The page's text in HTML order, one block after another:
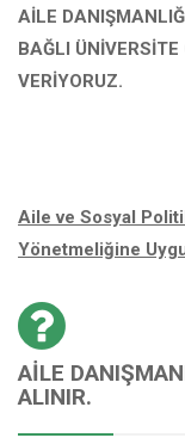
AİLE
BAĞLI ÜNİVERSİTE
VERİYORUZ.
Aile ve Sosyal
Yönetmeliğine
AILE
ALINIR.